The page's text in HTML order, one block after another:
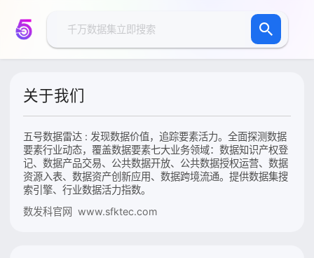
关于我们
五号数据雷达 : 发现数据价值，追踪要素活力。全面探测数据
要素行业动态，覆盖数据要素七大业务领域：数据知识产权登
记、数据产品交易、公共数据开放、公共数据授权运营、数据
资源入表、数据资产创新应用、数据跨境流通。提供数据集搜
索引擎、行业数据活力指数。
数发科官网 www.sfktec.com